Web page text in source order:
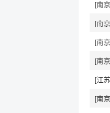
[南
[南
[南
[南
[江
[南